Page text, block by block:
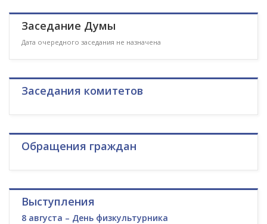
Заседание Думы
Дата очередного заседания не назначена
Заседания комитетов
Обращения граждан
Выступления
8 августа – День физкультурника